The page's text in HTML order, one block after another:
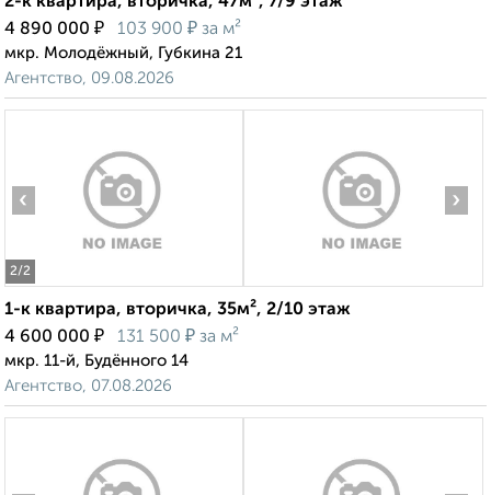
4 890 000 ₽ 103 900 ₽ за м²
мкр. Молодёжный, Губкина 21
Агентство, 09.08.2026
2/2
‹ ›
1-к квартира, вторичка, 35м², 2/10 этаж
4 600 000 ₽ 131 500 ₽ за м²
мкр. 11-й, Будённого 14
Агентство, 07.08.2026